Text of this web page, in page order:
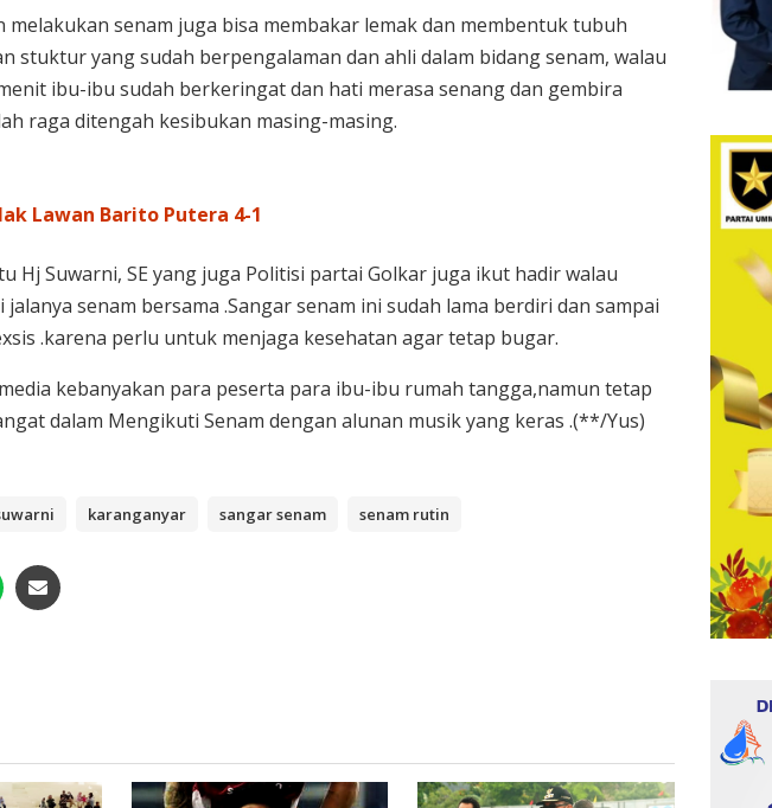
melakukan senam juga bisa membakar lemak dan membentuk tubuh
stuktur yang sudah berpengalaman dan ahli dalam bidang senam, walau
ibu-ibu sudah berkeringat dan hati merasa senang dan gembira
raga ditengah kesibukan masing-masing.
Lawan Barito Putera 4-1
Hj Suwarni, SE yang juga Politisi partai Golkar juga ikut hadir walau
jalanya senam bersama .Sangar senam ini sudah lama berdiri dan sampai
.karena perlu untuk menjaga kesehatan agar tetap bugar.
kebanyakan para peserta para ibu-ibu rumah tangga,namun tetap
dalam Mengikuti Senam dengan alunan musik yang keras .(**/Yus)
karanganyar sangar senam senam rutin